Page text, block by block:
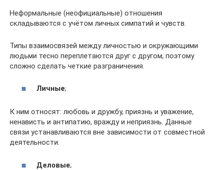
Неформальные (неофициальные) отношения
складываются с учётом личных симпатий и чувств.
Типы взаимосвязей между личностью и окружающими
людьми тесно переплетаются друг с другом, поэтому
сложно сделать четкие разграничения.
Личные;
К ним относят: любовь и дружбу, приязнь и уважение,
ненависть и антипатию, вражду и неприязнь. Данные
связи устанавливаются вне зависимости от совместной
деятельности.
Деловые;